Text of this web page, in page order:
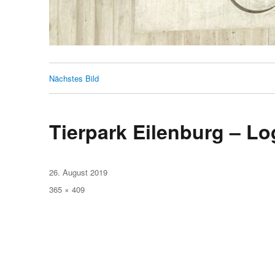
Nächstes Bild
Tierpark Eilenburg –
Veröffentlicht
26. August 2019
Volle
365 × 409